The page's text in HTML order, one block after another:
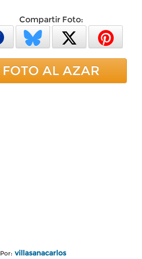
Compartir Foto:
FOTO AL AZAR
Por: villasanacarlos